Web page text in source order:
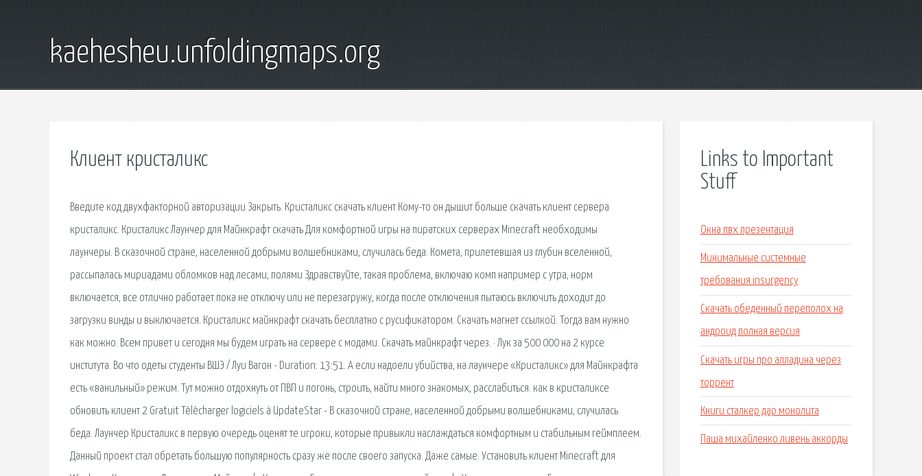
kaehesheu.unfoldingmaps.org
Клиент кристаликс
Введите код двухфакторной авторизации Закрыть. Кристаликс скачать клиент Кому-то он дышит больше скачать клиент сервера
кристаликс. Кристаликс Лаунчер для Майнкрафт скачать Для комфортной игры на пиратских серверах Minecraft необходимы
лаунчеры. В сказочной стране, населенной добрыми волшебниками, случилась беда. Комета, прилетевшая из глубин вселенной,
рассыпалась мириадами обломков над лесами, полями Здравствуйте, такая проблема, включаю комп например с утра, норм
включается, все отлично работает пока не отключу или не перезагружу, когда после отключения пытаюсь включить доходит до
загрузки винды и выключается. Кристаликс майнкрафт скачать бесплатно с русификатором. Скачать магнет ссылкой. Тогда вам нужно
как можно. Всем привет и сегодня мы будем играть на сервере с модами. Скачать майнкрафт через. · Лук за 500 000 на 2 курсе
института. Во что одеты студенты ВШЭ / Луи Вагон - Duration: 13:51. А если надоели убийства, на лаунчере «Кристаликс» для Майнкрафта
есть «ванильный» режим. Тут можно отдохнуть от ПВП и погонь, строить, найти много знакомых, расслабиться. как в кристаликсе
обновить клиент 2 Gratuit Télécharger logiciels à UpdateStar - В сказочной стране, населенной добрыми волшебниками, случилась
беда. Лаунчер Кристаликс в первую очередь оценят те игроки, которые привыкли наслаждаться комфортным и стабильным геймплеем.
Данный проект стал обретать большую популярность сразу же после своего запуска. Даже самые. Установить клиент Minecraft для
Links to Important
Stuff
Окна пвх презентация
Минимальные системные
требования insurgency
Скачать обеденный переполох на
андроид полная версия
Скачать игры про алладина через
торрент
Книги сталкер дар монолита
Паша михайленко ливень аккорды